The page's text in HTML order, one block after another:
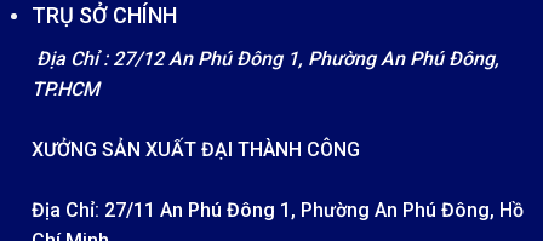
TRỤ SỞ CHÍNH
Địa Chỉ : 27/12 An Phú Đông 1, Phường An Phú Đông,
TP.HCM
XƯỞNG SẢN XUẤT ĐẠI THÀNH CÔNG
Địa Chỉ: 27/11 An Phú Đông 1, Phường An Phú Đông, Hồ